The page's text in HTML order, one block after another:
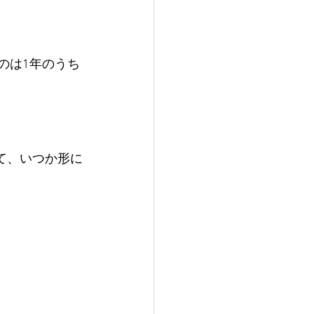
は1年のうち
、いつか形に